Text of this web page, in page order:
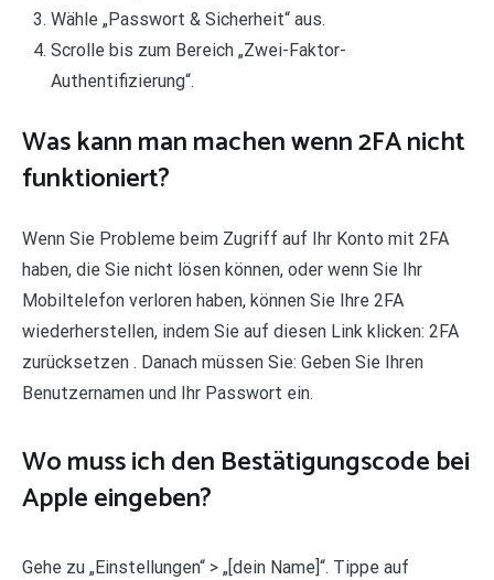
Wähle „Passwort & Sicherheit“ aus.
Scrolle bis zum Bereich „Zwei-Faktor-
Authentifizierung“.
Was kann man machen wenn 2FA nicht
funktioniert?
Wenn Sie Probleme beim Zugriff auf Ihr Konto mit 2FA
haben, die Sie nicht lösen können, oder wenn Sie Ihr
Mobiltelefon verloren haben, können Sie Ihre 2FA
wiederherstellen, indem Sie auf diesen Link klicken: 2FA
zurücksetzen . Danach müssen Sie: Geben Sie Ihren
Benutzernamen und Ihr Passwort ein.
Wo muss ich den Bestätigungscode bei
Apple eingeben?
Gehe zu „Einstellungen“ > „[dein Name]“. Tippe auf